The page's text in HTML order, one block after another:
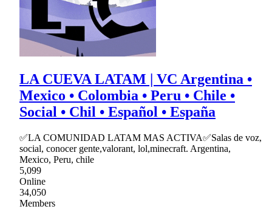
LA CUEVA LATAM | VC Argentina •
Mexico • Colombia • Peru • Chile •
Social • Chil • Español • España
✅LA COMUNIDAD LATAM MAS ACTIVA✅Salas de voz,
social, conocer gente,valorant, lol,minecraft. Argentina,
Mexico, Peru, chile
5,099
Online
34,050
Members